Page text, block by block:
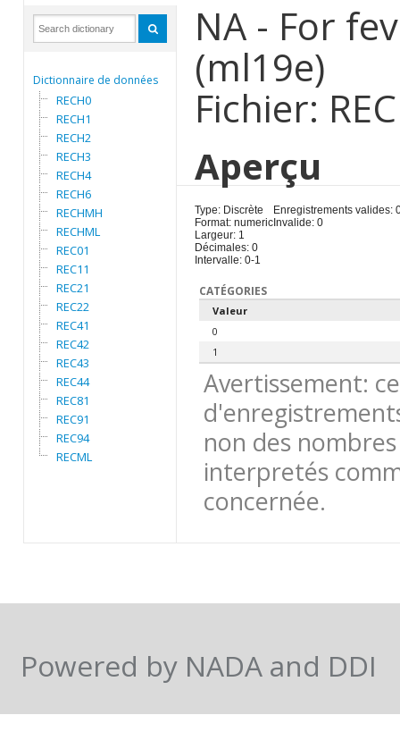
Dictionnaire de données
RECH0
RECH1
RECH2
RECH3
RECH4
RECH6
RECHMH
RECHML
REC01
REC11
REC21
REC22
REC41
REC42
REC43
REC44
REC81
REC91
REC94
RECML
NA - For
(ml19e)
Fichier:
Aperçu
Type: Discrète
Format: numeric
Largeur: 1
Décimales: 0
Intervalle: 0-1
Enregistrements valides:
Invalide: 0
CATÉGORIES
Valeur
0
1
Avertissement:
non des
interpretés
concernée.
Powered by NADA and DDI